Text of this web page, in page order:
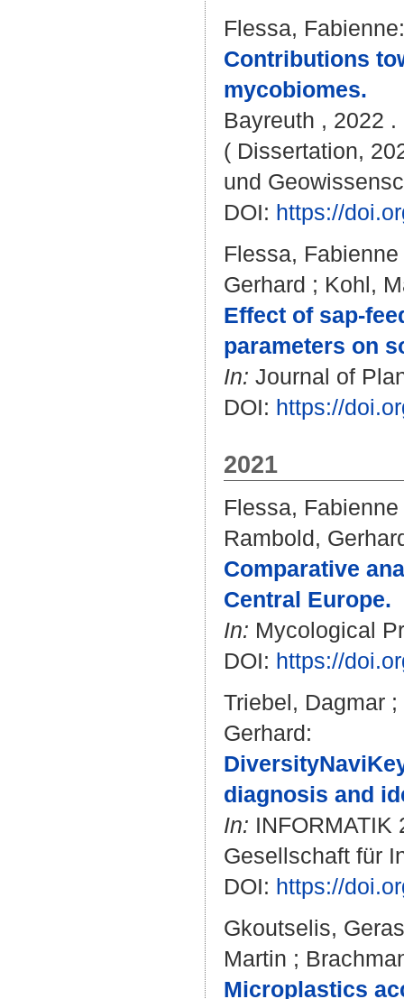
Flessa, Fabienne:
Contributions
mycobiomes.
Bayreuth , 2022 .
( Dissertation,
und
DOI: https://
Flessa, Fabienne
Gerhard ; Kohl,
Effect of sap-
parameters on
In: Journal of
DOI: https://
2021
Flessa, Fabienne
Rambold,
Comparative
Central Europe.
In: Mycological
DOI: https://
Triebel, Dagmar ;
Gerhard:
diagnosis and
In: INFORMATIK
Gesellschaft für
DOI: https://
Gkoutselis,
Martin ;
Microplastics